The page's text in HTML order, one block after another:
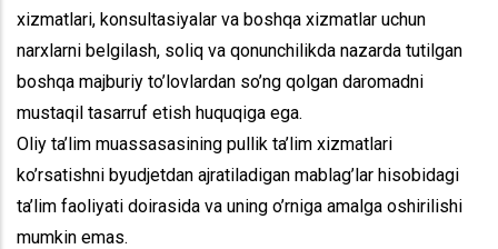
xizmatlari, konsultasiyalar va boshqa xizmatlar uchun
narxlarni belgilash, soliq va qonunchilikda nazarda tutilgan
boshqa majburiy to’lovlardan so’ng qolgan daromadni
mustaqil tasarruf etish huquqiga ega.
Oliy ta’lim muassasasining pullik ta’lim xizmatlari
ko’rsatishni byudjetdan ajratiladigan mablag’lar hisobidagi
ta’lim faoliyati doirasida va uning o’rniga amalga oshirilishi
mumkin emas.